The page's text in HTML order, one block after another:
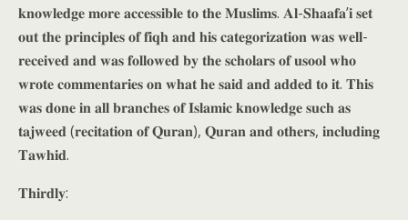
𝐤𝐧𝐨𝐰𝐥𝐞𝐝𝐠𝐞 𝐦𝐨𝐫𝐞 𝐚𝐜𝐜𝐞𝐬𝐬𝐢𝐛𝐥𝐞 𝐭𝐨 𝐭𝐡𝐞 𝐌𝐮𝐬𝐥𝐢𝐦𝐬. 𝐀𝐥-𝐒𝐡𝐚𝐚𝐟𝐚’𝐢 𝐬𝐞𝐭
𝐨𝐮𝐭 𝐭𝐡𝐞 𝐩𝐫𝐢𝐧𝐜𝐢𝐩𝐥𝐞𝐬 𝐨𝐟 𝐟𝐢𝐪𝐡 𝐚𝐧𝐝 𝐡𝐢𝐬 𝐜𝐚𝐭𝐞𝐠𝐨𝐫𝐢𝐳𝐚𝐭𝐢𝐨𝐧 𝐰𝐚𝐬 𝐰𝐞𝐥𝐥-
𝐫𝐞𝐜𝐞𝐢𝐯𝐞𝐝 𝐚𝐧𝐝 𝐰𝐚𝐬 𝐟𝐨𝐥𝐥𝐨𝐰𝐞𝐝 𝐛𝐲 𝐭𝐡𝐞 𝐬𝐜𝐡𝐨𝐥𝐚𝐫𝐬 𝐨𝐟 𝐮𝐬𝐨𝐨𝐥 𝐰𝐡𝐨
𝐰𝐫𝐨𝐭𝐞 𝐜𝐨𝐦𝐦𝐞𝐧𝐭𝐚𝐫𝐢𝐞𝐬 𝐨𝐧 𝐰𝐡𝐚𝐭 𝐡𝐞 𝐬𝐚𝐢𝐝 𝐚𝐧𝐝 𝐚𝐝𝐝𝐞𝐝 𝐭𝐨 𝐢𝐭. 𝐓𝐡𝐢𝐬
𝐰𝐚𝐬 𝐝𝐨𝐧𝐞 𝐢𝐧 𝐚𝐥𝐥 𝐛𝐫𝐚𝐧𝐜𝐡𝐞𝐬 𝐨𝐟 𝐈𝐬𝐥𝐚𝐦𝐢𝐜 𝐤𝐧𝐨𝐰𝐥𝐞𝐝𝐠𝐞 𝐬𝐮𝐜𝐡 𝐚𝐬
𝐭𝐚𝐣𝐰𝐞𝐞𝐝 (𝐫𝐞𝐜𝐢𝐭𝐚𝐭𝐢𝐨𝐧 𝐨𝐟 𝐐𝐮𝐫𝐚𝐧), 𝐐𝐮𝐫𝐚𝐧 𝐚𝐧𝐝 𝐨𝐭𝐡𝐞𝐫𝐬, 𝐢𝐧𝐜𝐥𝐮𝐝𝐢𝐧𝐠
𝐓𝐚𝐰𝐡𝐢𝐝.
𝐓𝐡𝐢𝐫𝐝𝐥𝐲: